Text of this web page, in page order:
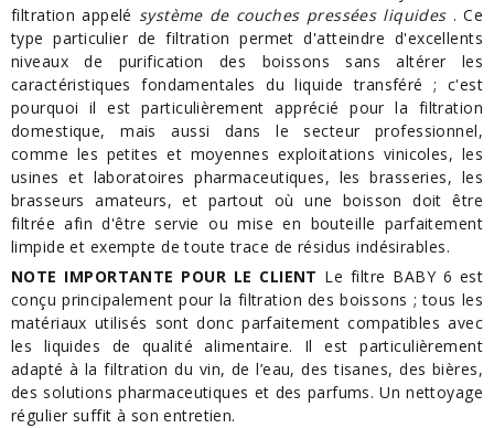
filtration appelé système de couches pressées liquides. Ce
type particulier de filtration permet d'atteindre d'excellents
niveaux de purification des boissons sans altérer les
caractéristiques fondamentales du liquide transféré ; c'est
pourquoi il est particulièrement apprécié pour la filtration
domestique, mais aussi dans le secteur professionnel,
comme les petites et moyennes exploitations vinicoles, les
usines et laboratoires pharmaceutiques, les brasseries, les
brasseurs amateurs, et partout où une boisson doit être
filtrée afin d'être servie ou mise en bouteille parfaitement
limpide et exempte de toute trace de résidus indésirables.
NOTE IMPORTANTE POUR LE CLIENT Le filtre BABY 6 est
conçu principalement pour la filtration des boissons ; tous les
matériaux utilisés sont donc parfaitement compatibles avec
les liquides de qualité alimentaire. Il est particulièrement
adapté à la filtration du vin, de l’eau, des tisanes, des bières,
des solutions pharmaceutiques et des parfums. Un nettoyage
régulier suffit à son entretien.